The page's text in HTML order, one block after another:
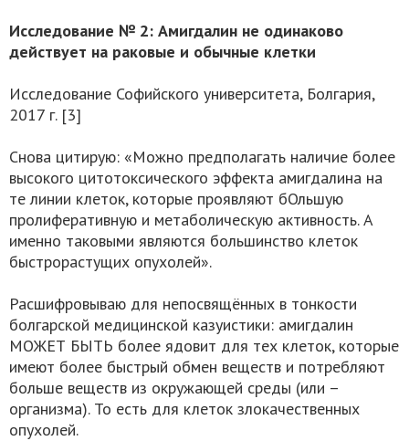
Исследование № 2: Амигдалин не одинаково
действует на раковые и обычные клетки
Исследование Софийского университета, Болгария,
2017 г. [3]
Снова цитирую: «Можно предполагать наличие более
высокого цитотоксического эффекта амигдалина на
те линии клеток, которые проявляют бОльшую
пролиферативную и метаболическую активность. А
именно таковыми являются большинство клеток
быстрорастущих опухолей».
Расшифровываю для непосвящённых в тонкости
болгарской медицинской казуистики: амигдалин
МОЖЕТ БЫТЬ более ядовит для тех клеток, которые
имеют более быстрый обмен веществ и потребляют
больше веществ из окружающей среды (или –
организма). То есть для клеток злокачественных
опухолей.